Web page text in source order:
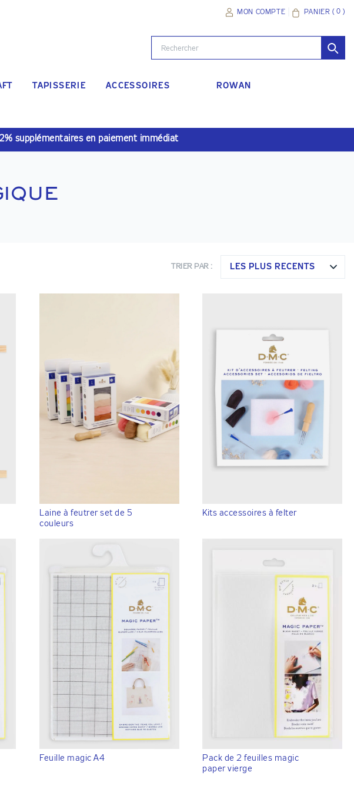
MON COMPTE PANIER ( 0 )
TAPISSERIE ACCESSOIRES ROWAN
supplémentaires en paiement immédiat
TRIER PAR : LES PLUS RÉCENTS
Laine à feutrer set de 5
couleurs
Kits accessoires à felter
Feuille magic A4
Pack de 2 feuilles magic
paper vierge